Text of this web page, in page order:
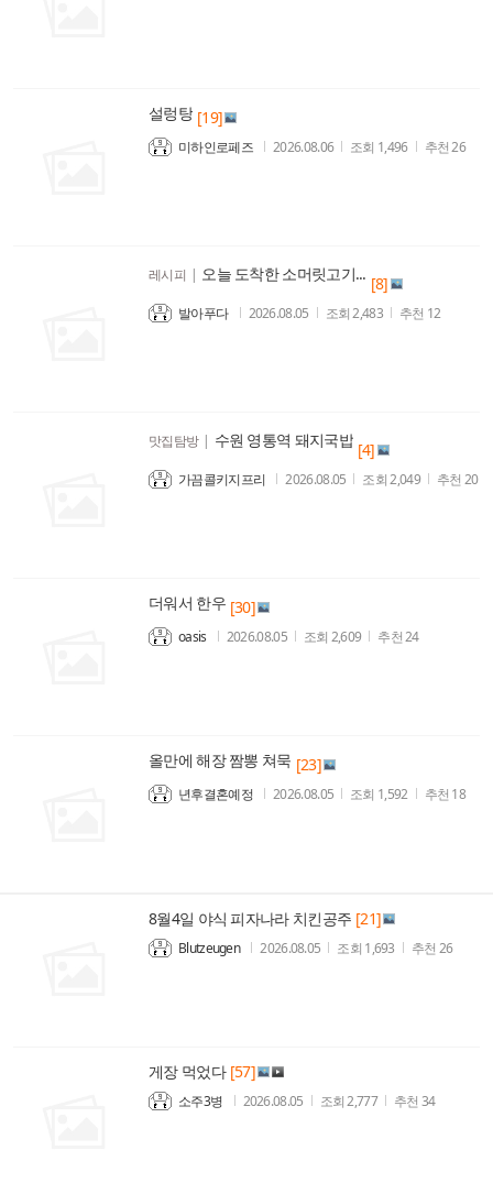
설렁탕 [19]
미하인로페즈 2026.08.06 조회 1,496 추천26
레시피 | 오늘 도착한 소머릿고기... [8]
발아푸다 2026.08.05 조회2,483 추천 12
맛집탐방 | 수원 영통역 돼지국밥 [4]
가끔콜키지프리 2026.08.05 조회2,049 추천 20
더워서 한우 [30]
oasis 2026.08.05 조회 2,609 추천24
올만에 해장 짬뽕 쳐묵 [23]
년후결혼예정 2026.08.05 조회 1,592 추천 18
8월4일 야식 피자나라 치킨공주 [21]
Blutzeugen 2026.08.05 조회 1,693 추천 26
게장 먹었다 [57]
소주3병 2026.08.05 조회2,777 추천 34